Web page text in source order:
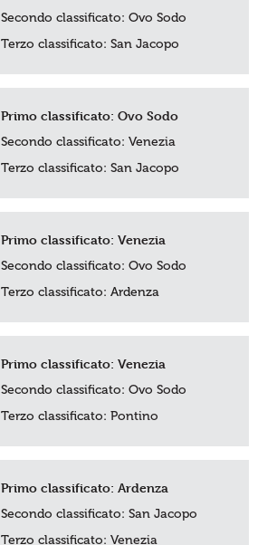
Secondo classificato:Ovo Sodo
Terzo classificato:San Jacopo
Primo classificato:Ovo Sodo
Secondo classificato:Venezia
Terzo classificato:San Jacopo
Primo classificato:Venezia
Secondo classificato:Ovo Sodo
Terzo classificato: Ardenza
Primo classificato:Venezia
Secondo classificato:Ovo Sodo
Terzo classificato:Pontino
Primo classificato: Ardenza
Secondo classificato:San Jacopo
Terzo classificato:Venezia